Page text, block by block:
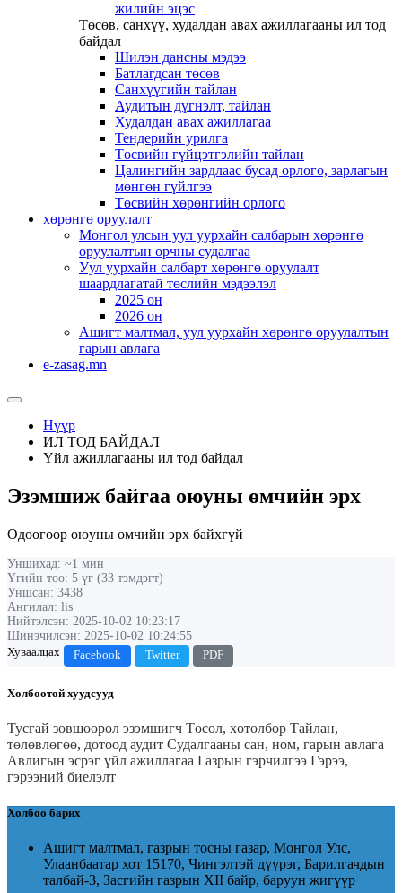
жилийн эцэс
Төсөв, санхүү, худалдан авах ажиллагааны ил тод
байдал
Шилэн дансны мэдээ
Батлагдсан төсөв
Санхүүгийн тайлан
Аудитын дүгнэлт, тайлан
Худалдан авах ажиллагаа
Тендерийн урилга
Төсвийн гүйцэтгэлийн тайлан
Цалингийн зардлаас бусад орлого, зарлагын
мөнгөн гүйлгээ
Төсвийн хөрөнгийн орлого
хөрөнгө оруулалт
Монгол улсын уул уурхайн салбарын хөрөнгө
оруулалтын орчны судалгаа
Уул уурхайн салбарт хөрөнгө оруулалт
шаардлагатай төслийн мэдээлэл
2025 он
2026 он
Ашигт малтмал, уул уурхайн хөрөнгө оруулалтын
гарын авлага
e-zasag.mn
Нүүр
ИЛ ТОД БАЙДАЛ
Үйл ажиллагааны ил тод байдал
Эзэмшиж байгаа оюуны өмчийн эрх
Одоогоор оюуны өмчийн эрх байхгүй
Уншихад: ~1 мин
Үгийн тоо: 5 үг (33 тэмдэгт)
Уншсан: 3438
Ангилал: lis
Нийтэлсэн: 2025-10-02 10:23:17
Шинэчилсэн: 2025-10-02 10:24:55
Хуваалцах
Facebook Twitter PDF
Холбоотой хуудсууд
Тусгай зөвшөөрөл эзэмшигч Төсөл, хөтөлбөр Тайлан,
төлөвлөгөө, дотоод аудит Судалгааны сан, ном, гарын авлага
Авлигын эсрэг үйл ажиллагаа Газрын гэрчилгээ Гэрээ,
гэрээний биелэлт
Холбоо барих
Ашигт малтмал, газрын тосны газар, Монгол Улс,
Улаанбаатар хот 15170, Чингэлтэй дүүрэг, Барилгачдын
талбай-3, Засгийн газрын XII байр, баруун жигүүр